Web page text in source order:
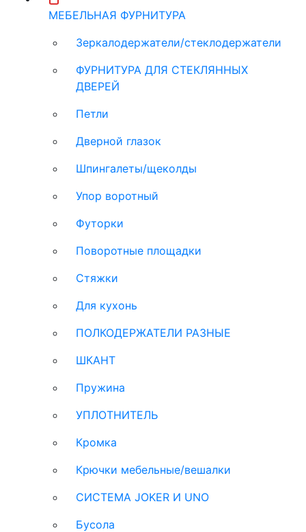
МЕБЕЛЬНАЯ ФУРНИТУРА
Зеркалодержатели/стеклодержатели
ФУРНИТУРА ДЛЯ СТЕКЛЯННЫХ
ДВЕРЕЙ
Петли
Дверной глазок
Шпингалеты/щеколды
Упор воротный
Футорки
Поворотные площадки
Стяжки
Для кухонь
ПОЛКОДЕРЖАТЕЛИ РАЗНЫЕ
ШКАНТ
Пружина
УПЛОТНИТЕЛЬ
Кромка
Крючки мебельные/вешалки
СИСТЕМА JOKER И UNO
Бусола